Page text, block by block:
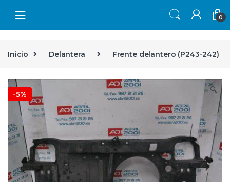
0
Inicio Delantera Frente delantero (P243-242)
-5% 🔍